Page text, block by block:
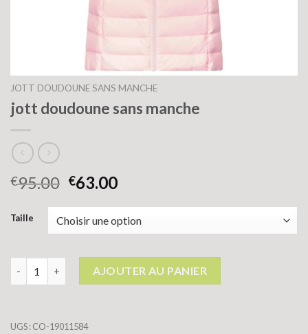
JOTT DOUDOUNE SANS MANCHE
jott doudoune sans manche
€95.00 €63.00
Taille
quantité de jott doudoune sans manche
AJOUTER AU PANIER
UGS :CO-19011584